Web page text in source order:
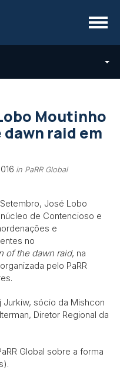
Menu
Moutinho
raid em
in PaRR Global
José Lobo
de Contencioso e
e
no
of the dawn raid, na
pelo PaRR
Jurkiw, sócio da Mishcon
Diretor Regional da
Global sobre a forma